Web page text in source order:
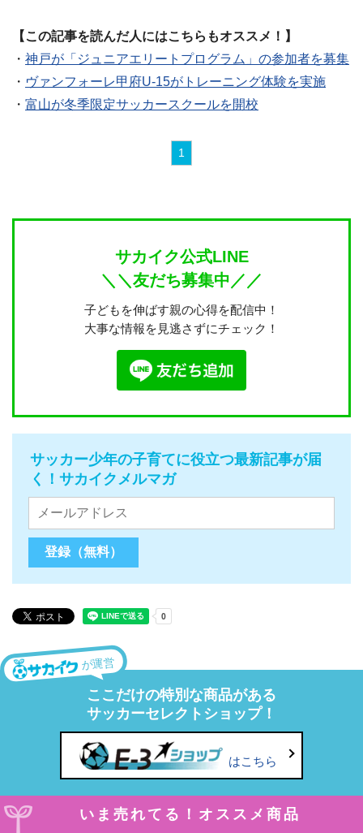
【この記事を読んだ人にはこちらもオススメ！】
・ 神戸が「ジュニアエリートプログラム」の参加者を募集
・ ヴァンフォーレ甲府U-15がトレーニング体験を実施
・ 富山が冬季限定サッカースクールを開校
1
サカイク公式LINE
＼＼友だち募集中／／
子どもを伸ばす親の心得を配信中！
大事な情報を見逃さずにチェック！
サッカー少年の子育てに役立つ最新記事が届
く！サカイクメルマガ
が運営
ここだけの特別な商品がある
サッカーセレクトショップ！
はこちら
いま売れてる！オススメ商品